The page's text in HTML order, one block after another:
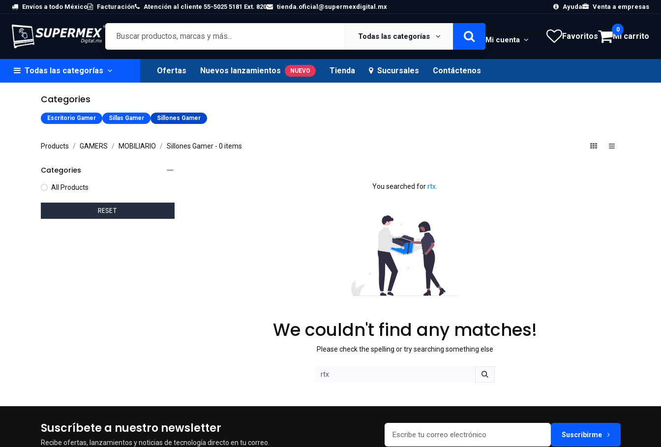
Skip to Content
Envíos a todo México Facturación Atención al cliente 55-5025 5181 Ext. 820 tienda.oficial@supermexdigital.mx Ayuda Venta a empresas
Todas las categorías Mi cuenta Favoritos Mi carrito
0
Todas las categorías Ofertas Nuevos lanzamientos NUEVO Tienda Sucursales Contáctenos
Categories
Escritorio Gamer Sillas Gamer Sillones Gamer
Products GAMERS MOBILIARIO Sillones Gamer- 0 items
Categories
All Products
RESET
You searched forrtx
We couldn't find any matches!
Please check the spelling or try searching something else
Suscríbete a nuestro newsletter
Recibe ofertas, lanzamientos y noticias de tecnología directo en tu correo.
Suscribirme